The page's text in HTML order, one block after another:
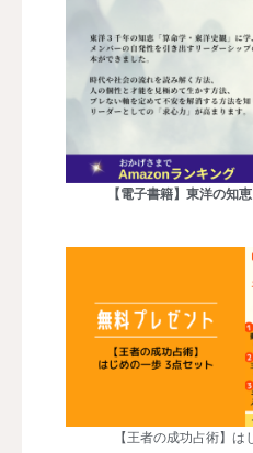
【電子書籍】東洋の知
【王者の成功占術】は